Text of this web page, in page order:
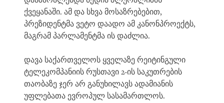
ქვეყანაში. ამ და სხვა მოსაზრებებით,
პრეზიდენტმა ვეტო დაადო ამ კანონპროექტს,
მაგრამ პარლამენტმა ის დაძლია.
დავა საქართველოს ყველაზე რეიტინგული
ტელეკომპანიის რუსთავი 2-ის საკუთრების
თაობაზე ჯერ არ განუხილავს ადამიანის
უფლებათა ევროპულ სასამართლოს.